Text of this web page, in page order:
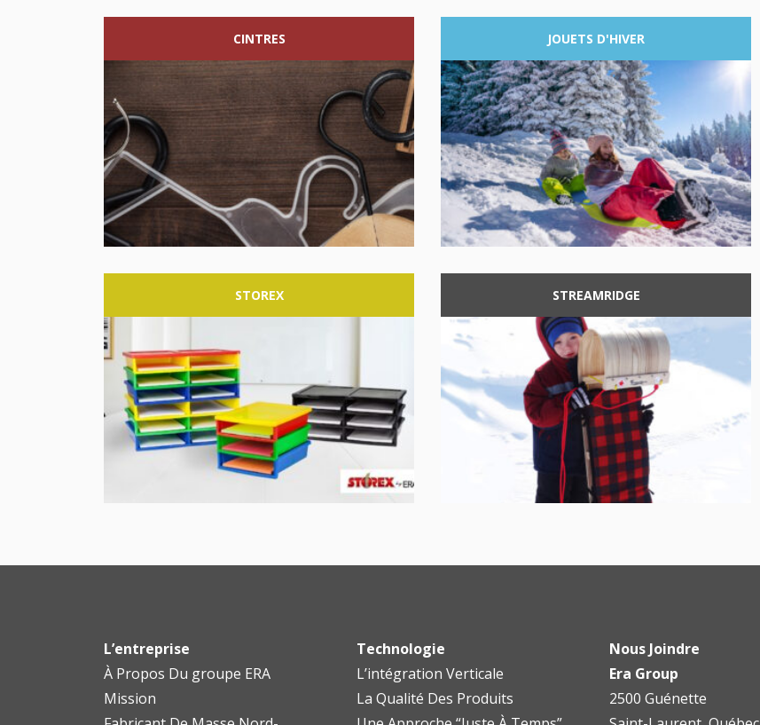
CINTRES JOUETS D'HIVER
STOREX STREAMRIDGE
L’entreprise
À Propos Du groupe ERA
Mission
Technologie
L’intégration Verticale
La Qualité Des Produits
Nous Joindre
Era Group
2500 Guénette